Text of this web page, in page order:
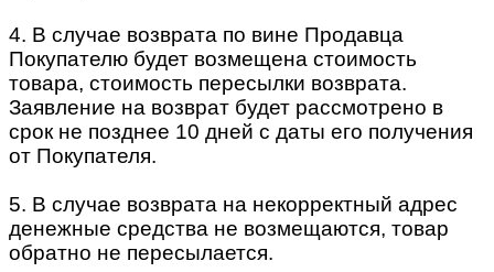
4. В случае возврата по вине Продавца
Покупателю будет возмещена стоимость
товара, стоимость пересылки возврата.
Заявление на возврат будет рассмотрено в
срок не позднее 10 дней с даты его получения
от Покупателя.
5. В случае возврата на некорректный адрес
денежные средства не возмещаются, товар
обратно не пересылается.